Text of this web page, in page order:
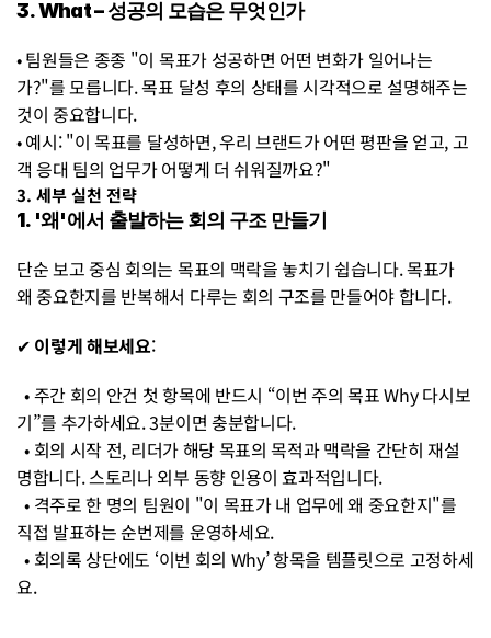
3. What – 성공의 모습은 무엇인가
• 팀원들은 종종 "이 목표가 성공하면 어떤 변화가 일어나는
가?"를 모릅니다. 목표 달성 후의 상태를 시각적으로 설명해주는
것이 중요합니다.
• 예시: "이 목표를 달성하면, 우리 브랜드가 어떤 평판을 얻고, 고
객 응대 팀의 업무가 어떻게 더 쉬워질까요?"
3. 세부 실천 전략
1. '왜'에서 출발하는 회의 구조 만들기
단순 보고 중심 회의는 목표의 맥락을 놓치기 쉽습니다. 목표가
왜 중요한지를 반복해서 다루는 회의 구조를 만들어야 합니다.
✔ 이렇게 해보세요:
  • 주간 회의 안건 첫 항목에 반드시 “이번 주의 목표 Why 다시보
기”를 추가하세요. 3분이면 충분합니다.
  • 회의 시작 전, 리더가 해당 목표의 목적과 맥락을 간단히 재설
명합니다. 스토리나 외부 동향 인용이 효과적입니다.
  • 격주로 한 명의 팀원이 "이 목표가 내 업무에 왜 중요한지"를
직접 발표하는 순번제를 운영하세요.
  • 회의록 상단에도 ‘이번 회의 Why’ 항목을 템플릿으로 고정하세
요.